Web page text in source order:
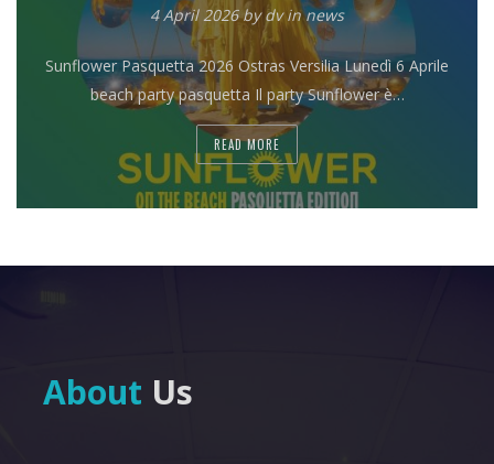
4 April 2026bydvinnews
Sunflower Pasquetta 2026 Ostras Versilia Lunedì 6 Aprile
beach party pasquetta Il party Sunflower è…
READ MORE
About Us